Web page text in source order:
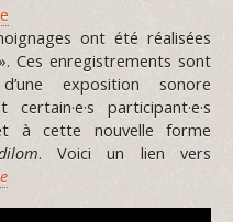
ont été réalisées
Ces enregistrements sont
exposition sonore
participant·e·s
à cette nouvelle forme
. Voici un lien vers